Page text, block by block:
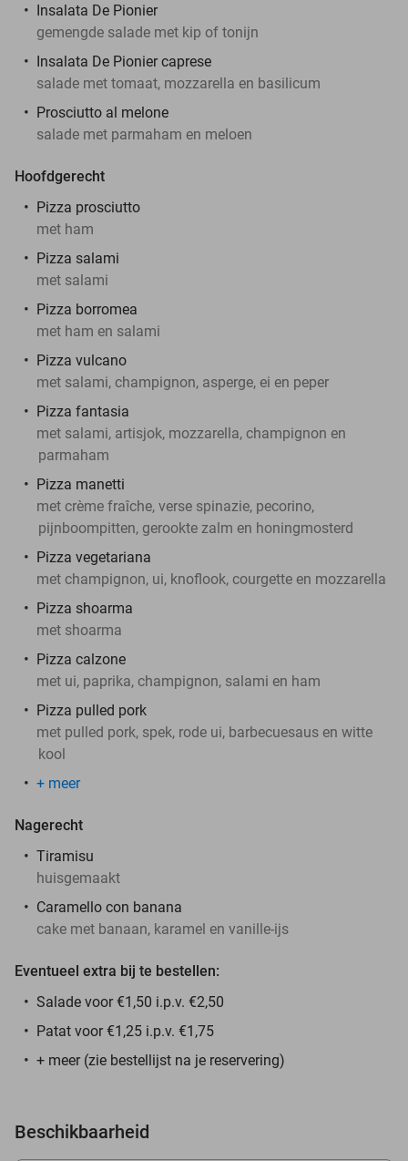
Insalata De Pionier
gemengde salade met kip of tonijn
Insalata De Pionier caprese
salade met tomaat, mozzarella en basilicum
Prosciutto al melone
salade met parmaham en meloen
Hoofdgerecht
Pizza prosciutto
met ham
Pizza salami
met salami
Pizza borromea
met ham en salami
Pizza vulcano
met salami, champignon, asperge, ei en peper
Pizza fantasia
met salami, artisjok, mozzarella, champignon en
parmaham
Pizza manetti
met crème fraîche, verse spinazie, pecorino,
pijnboompitten, gerookte zalm en honingmosterd
Pizza vegetariana
met champignon, ui, knoflook, courgette en mozzarella
Pizza shoarma
met shoarma
Pizza calzone
met ui, paprika, champignon, salami en ham
Pizza pulled pork
met pulled pork, spek, rode ui, barbecuesaus en witte
kool
+ meer
Nagerecht
Tiramisu
huisgemaakt
Caramello con banana
cake met banaan, karamel en vanille-ijs
Eventueel extra bij te bestellen:
Salade voor €1,50 i.p.v. €2,50
Patat voor €1,25 i.p.v. €1,75
+ meer (zie bestellijst na je reservering)
Beschikbaarheid